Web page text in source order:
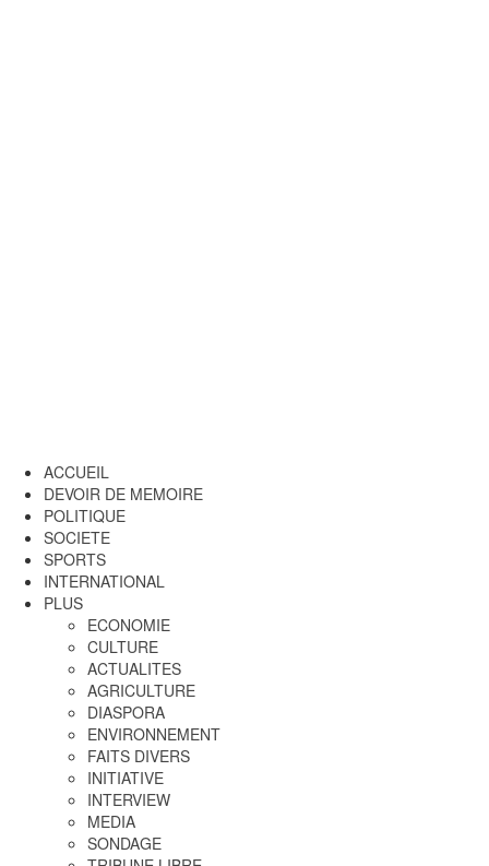
ACCUEIL
DEVOIR DE MEMOIRE
POLITIQUE
SOCIETE
SPORTS
INTERNATIONAL
PLUS
ECONOMIE
CULTURE
ACTUALITES
AGRICULTURE
DIASPORA
ENVIRONNEMENT
FAITS DIVERS
INITIATIVE
INTERVIEW
MEDIA
SONDAGE